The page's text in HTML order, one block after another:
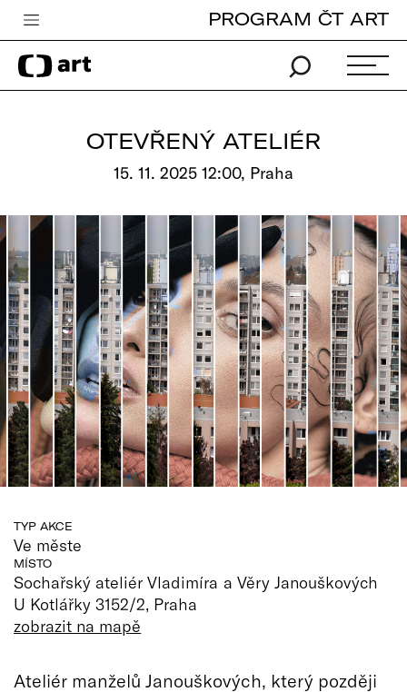
Česká televize
Zpravodajství
Pro děti
edu
Vše o ČT
PROGRAM ČT ART
OTEVŘENÝ ATELIÉR
15. 11. 2025 12:00, Praha
TYP AKCE
Ve měste
MÍSTO
Sochařský ateliér Vladimíra a Věry Janouškových
U Kotlářky 3152/2, Praha
zobrazit na mapě
Ateliér manželů Janouškových, který později